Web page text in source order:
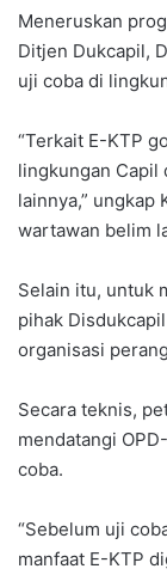
Meneruskan
Ditjen Dukcapil,
uji coba di
“Terkait E-KTP
lingkungan Capil
lainnya,” ungkap
wartawan belim
Selain itu, untuk
pihak
organisasi
Secara teknis,
mendatangi
coba.
“Sebelum uji
manfaat E-KTP